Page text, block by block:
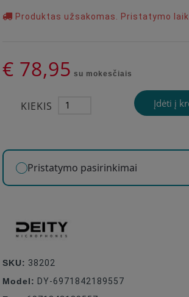
Produktas užsakomas. Pristatymo
€ 78,95 su mokesčiais
KIEKIS Įdėti į
Pristatymo pasirinkimai
SKU: 38202
Model: DY-6971842189557